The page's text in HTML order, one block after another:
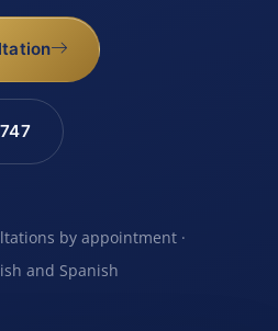
by appointment ·
and Spanish